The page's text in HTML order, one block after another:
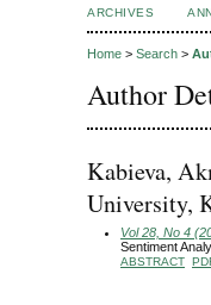
ARCHIVES
Home > Search >
Author
Kabieva,
University,
Vol 28, No 4
Sentiment
ABSTRACT